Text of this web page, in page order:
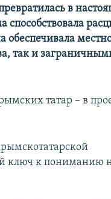
в
способствовала
так и
татар – в
ключ к